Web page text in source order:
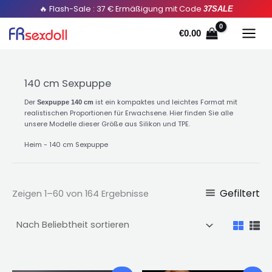
springen
🔥 Flash-Sale : 37 € Ermäßigung mit Code 37SALE
€0.00
140 cm Sexpuppe
Der Sexpuppe 140 cm ist ein kompaktes und leichtes Format mit
realistischen Proportionen für Erwachsene. Hier finden Sie alle
unsere Modelle dieser Größe aus Silikon und TPE.
Heim - 140 cm Sexpuppe
Zeigen 1–60 von 164 Ergebnisse
Sortiert
durch
Popularität
Gefiltert